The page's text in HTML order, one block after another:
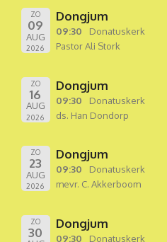
ZO
09
AUG
2026
Dongjum
09:30
Donatuskerk
Pastor Ali Stork
ZO
16
AUG
2026
Dongjum
09:30
Donatuskerk
ds. Han Dondorp
ZO
23
AUG
2026
Dongjum
09:30
Donatuskerk
mevr. C. Akkerboom
ZO
30
Dongjum
09:30
Donatuskerk